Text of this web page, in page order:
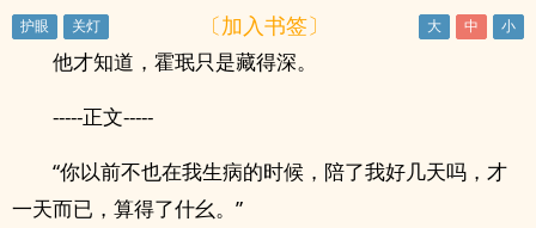
〔加入书签〕
他才知道，霍珉只是藏得深。
-----正文-----
“你以前不也在我生病的时候，陪了我好几天吗，才
一天而已，算得了什幺。”